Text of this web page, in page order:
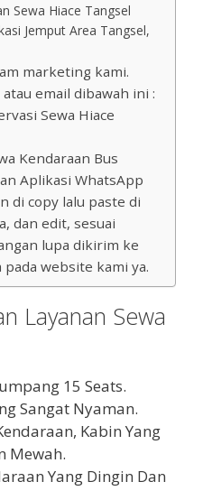
Sewa Hiace Tangsel
Jemput Area Tangsel,
marketing kami.
email dibawah ini :
Sewa Hiace
Kendaraan Bus
Aplikasi WhatsApp
di copy lalu paste di
dan edit, sesuai
lupa dikirim ke
website kami ya.
Layanan Sewa
15 Seats.
Sangat Nyaman.
Kabin Yang
Mewah.
Yang Dingin Dan